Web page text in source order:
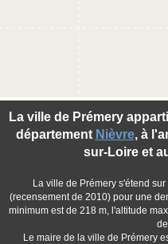
La ville de Prémery
département Nièvre, à
sur-Loire et
La ville de Prémery s'étend
(recensement de 2010) pour une
minimum est de 218 m, l'altitude
Le maire de la ville de Prémery